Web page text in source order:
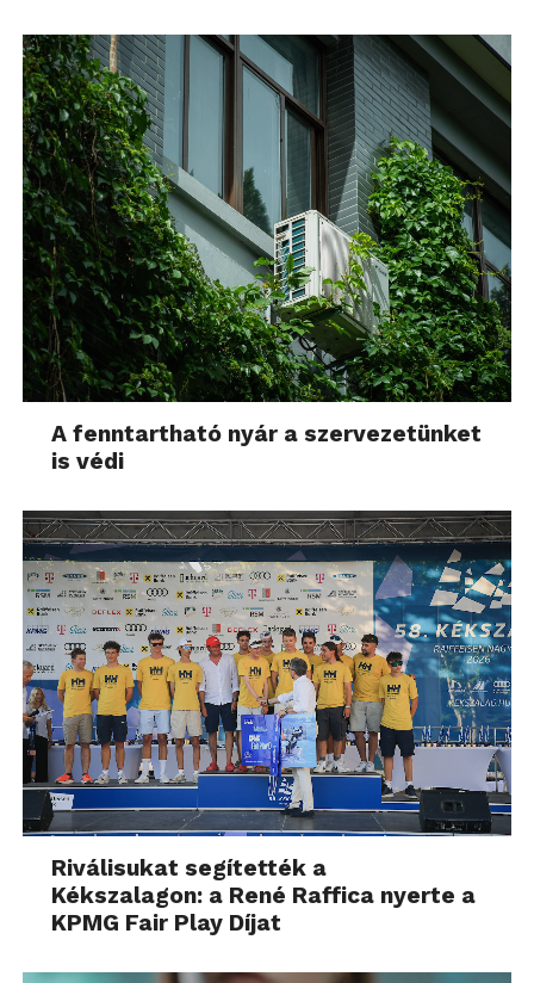
A fenntartható nyár a szervezetünket
is védi
Riválisukat segítették a
Kékszalagon: a René Raffica nyerte a
KPMG Fair Play Díjat